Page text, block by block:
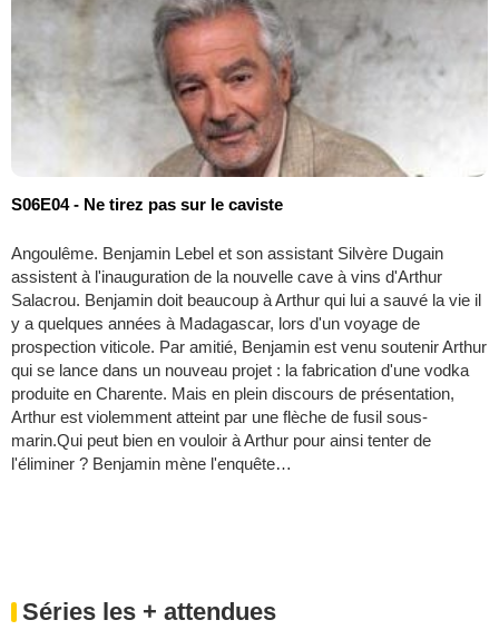
S06E04 - Ne tirez pas sur le caviste
Angoulême. Benjamin Lebel et son assistant Silvère Dugain
assistent à l'inauguration de la nouvelle cave à vins d'Arthur
Salacrou. Benjamin doit beaucoup à Arthur qui lui a sauvé la vie il
y a quelques années à Madagascar, lors d'un voyage de
prospection viticole. Par amitié, Benjamin est venu soutenir Arthur
qui se lance dans un nouveau projet : la fabrication d'une vodka
produite en Charente. Mais en plein discours de présentation,
Arthur est violemment atteint par une flèche de fusil sous-
marin.Qui peut bien en vouloir à Arthur pour ainsi tenter de
l'éliminer ? Benjamin mène l'enquête…
Séries les + attendues